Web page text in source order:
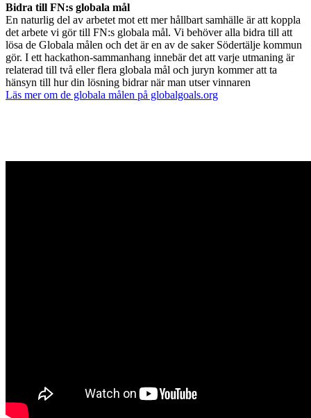
Bidra till FN:s globala mål
En naturlig del av arbetet mot ett mer hållbart samhälle är att koppla
det arbete vi gör till FN:s globala mål. Vi behöver alla bidra till att
lösa de Globala målen och det är en av de saker Södertälje kommun
gör. I ett hackathon-sammanhang innebär det att varje utmaning är
relaterad till två eller flera globala mål och juryn kommer att ta
hänsyn till hur din lösning bidrar när man utser vinnaren
Läs mer om de globala målen på globalgoals.org